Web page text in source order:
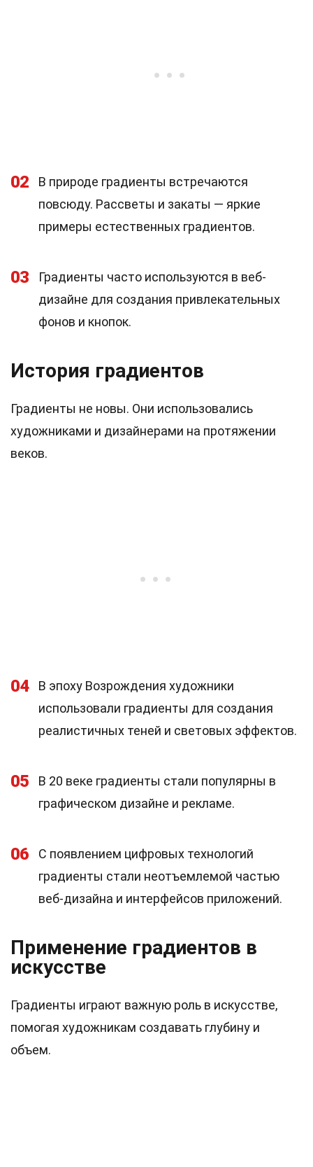
02
В природе градиенты встречаются
повсюду. Рассветы и закаты — яркие
примеры естественных градиентов.
03
Градиенты часто используются в веб-
дизайне для создания привлекательных
фонов и кнопок.
История градиентов
Градиенты не новы. Они использовались
художниками и дизайнерами на протяжении
веков.
04
В эпоху Возрождения художники
использовали градиенты для создания
реалистичных теней и световых эффектов.
05
В 20 веке градиенты стали популярны в
графическом дизайне и рекламе.
06
С появлением цифровых технологий
градиенты стали неотъемлемой частью
веб-дизайна и интерфейсов приложений.
Применение градиентов в
искусстве
Градиенты играют важную роль в искусстве,
помогая художникам создавать глубину и
объем.